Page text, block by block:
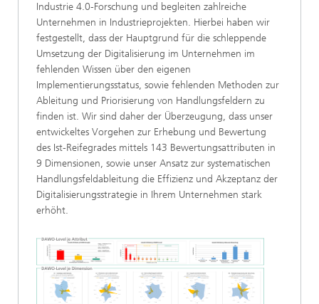
Industrie 4.0-Forschung und begleiten zahlreiche
Unternehmen in Industrieprojekten. Hierbei haben wir
festgestellt, dass der Hauptgrund für die schleppende
Umsetzung der Digitalisierung im Unternehmen im
fehlenden Wissen über den eigenen
Implementierungsstatus, sowie fehlenden Methoden zur
Ableitung und Priorisierung von Handlungsfeldern zu
finden ist. Wir sind daher der Überzeugung, dass unser
entwickeltes Vorgehen zur Erhebung und Bewertung
des Ist-Reifegrades mittels 143 Bewertungsattributen in
9 Dimensionen, sowie unser Ansatz zur systematischen
Handlungsfeldableitung die Effizienz und Akzeptanz der
Digitalisierungsstrategie in Ihrem Unternehmen stark
erhöht.